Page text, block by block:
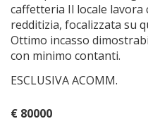
caffetteria Il locale
redditizia, focalizzata su
Ottimo incasso
con minimo contanti.
ESCLUSIVA ACOMM.
€ 80000